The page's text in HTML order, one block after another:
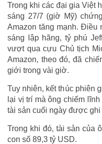
Trong khi các đại gia Việt
sáng 27/7 (giờ Mỹ)
Amazon tăng mạnh. Điều
sáng lập hãng, tỷ phú
vượt qua cựu Chủ tịch
Amazon, theo đó, đã
giới trong vài giờ.
Tuy nhiên, kết thúc phiên
lại vị trí mà ông chiếm
tài sản cuối ngày được
Trong khi đó, tài sản của
con số 89,3 tỷ USD.